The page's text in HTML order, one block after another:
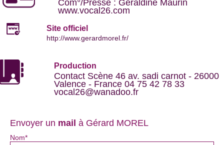
Com°/Presse : Géraldine Maurin
www.vocal26.com
Site officiel
http://www.gerardmorel.fr/
Production
Contact Scène 46 av. sadi carnot - 26000
Valence - France 04 75 42 78 33
vocal26@wanadoo.fr
Envoyer un mail à Gérard MOREL
Nom*